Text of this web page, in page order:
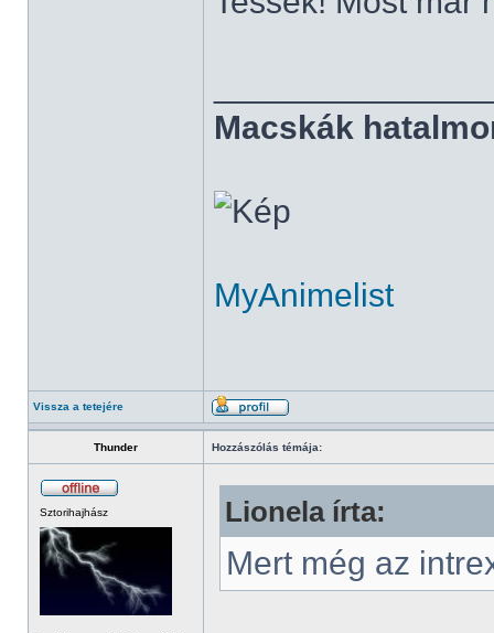
Macskák
MyAnimelist
Vissza a tetejére
Thunder Hozzászólás témája:
Sztorihajhász Lionela írta:
Mert még az